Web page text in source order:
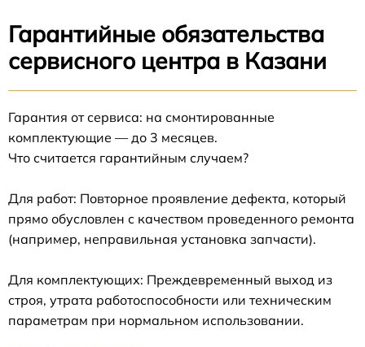
Гарантийные обязательства
сервисного центра в Казани
Гарантия от сервиса: на смонтированные
комплектующие — до 3 месяцев.
Что считается гарантийным случаем?
Для работ: Повторное проявление дефекта, который
прямо обусловлен с качеством проведенного ремонта
(например, неправильная установка запчасти).
Для комплектующих: Преждевременный выход из
строя, утрата работоспособности или техническим
параметрам при нормальном использовании.